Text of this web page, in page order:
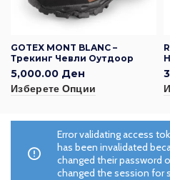
GOTEX MONT BLANC –
Трекинг Чевли Оутдоор
5,000.00 Ден
Изберете Опции
Error validating access
has been invalidated
changed their password
changed the session for